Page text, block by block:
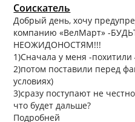
Соискатель
Добрый день, хочу
компанию «ВелМарт» -
НЕОЖИДОНОСТЯМ!!!
1)Сначала у меня -похитили
2)потом поставили перед
условиях)
3)сразу поступают не
что будет дальше?
Подробней